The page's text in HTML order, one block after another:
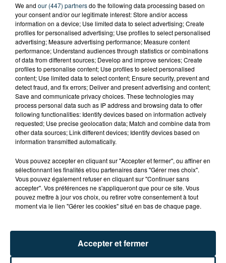
TITRES DIFFUSÉS
15h38
15h38 15h36
15h36
We and our (447) partnersdo the following data processing based on
your consent and/or our legitimate interest: Store and/or access
information on a device; Use limited data to select advertising; Create
profiles for personalised advertising; Use profiles to select personalised
advertising; Measure advertising performance; Measure content
performance; Understand audiences through statistics or combinations
of data from different sources; Develop and improve services; Create
profiles to personalise content; Use profiles to select personalised
content; Use limited data to select content; Ensure security, prevent and
detect fraud, and fix errors; Deliver and present advertising and content;
Save and communicate privacy choices. These technologies may
process personal data such as IP address and browsing data to offer
following functionalities: Identify devices based on information actively
requested; Use precise geolocation data; Match and combine data from
other data sources; Link different devices; Identify devices based on
information transmitted automatically.
Vous pouvez accepter en cliquant sur "Accepter et fermer", ou affiner en
sélectionnant les finalités et/ou partenaires dans "Gérer mes choix".
Vous pouvez également refuser en cliquant sur "Continuer sans
accepter". Vos préférences ne s'appliqueront que pour ce site. Vous
pouvez mettre à jour vos choix, ou retirer votre consentement à tout
moment via le lien "Gérer les cookies" situé en bas de chaque page.
Accepter et fermer